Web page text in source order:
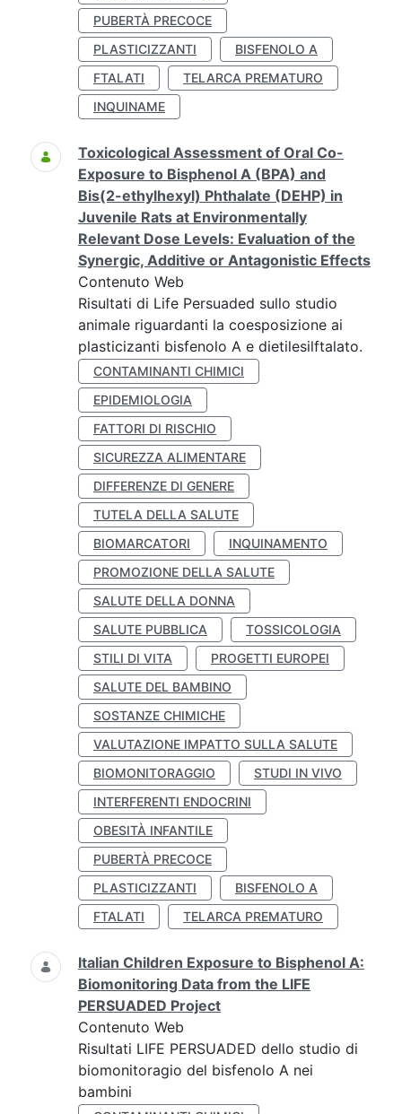
PUBERTÀ PRECOCE
PLASTICIZZANTI
BISFENOLO A
FTALATI
TELARCA PREMATURO
INQUINAME
Toxicological Assessment of Oral Co-
Exposure to Bisphenol A (BPA) and
Bis(2-ethylhexyl) Phthalate (DEHP) in
Juvenile Rats at Environmentally
Relevant Dose Levels: Evaluation of the
Synergic, Additive or Antagonistic Effects
Contenuto Web
Risultati di Life Persuaded sullo studio
animale riguardanti la coesposizione ai
plasticizanti bisfenolo A e dietilesilftalato.
CONTAMINANTI CHIMICI
EPIDEMIOLOGIA
FATTORI DI RISCHIO
SICUREZZA ALIMENTARE
DIFFERENZE DI GENERE
TUTELA DELLA SALUTE
BIOMARCATORI
INQUINAMENTO
PROMOZIONE DELLA SALUTE
SALUTE DELLA DONNA
SALUTE PUBBLICA
TOSSICOLOGIA
STILI DI VITA
PROGETTI EUROPEI
SALUTE DEL BAMBINO
SOSTANZE CHIMICHE
VALUTAZIONE IMPATTO SULLA SALUTE
BIOMONITORAGGIO
STUDI IN VIVO
INTERFERENTI ENDOCRINI
OBESITÀ INFANTILE
PUBERTÀ PRECOCE
PLASTICIZZANTI
BISFENOLO A
FTALATI
TELARCA PREMATURO
Italian Children Exposure to Bisphenol A:
Biomonitoring Data from the LIFE
PERSUADED Project
Contenuto Web
Risultati LIFE PERSUADED dello studio di
biomonitoragio del bisfenolo A nei
bambini